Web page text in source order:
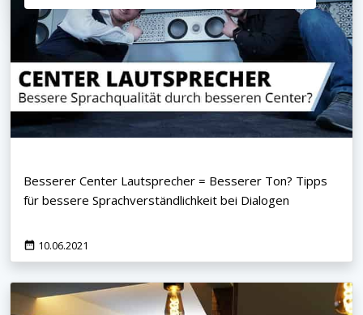
Besserer Center Lautsprecher = Besserer Ton? Tipps
für bessere Sprachverständlichkeit bei Dialogen
10.06.2021